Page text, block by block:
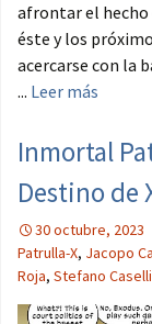
afrontar el hecho
éste y los
acercarse con la
... Leer más
Inmortal
Destino de
30 octubre, 2023
Patrulla-X, Jacopo
Roja, Stefano Caselli